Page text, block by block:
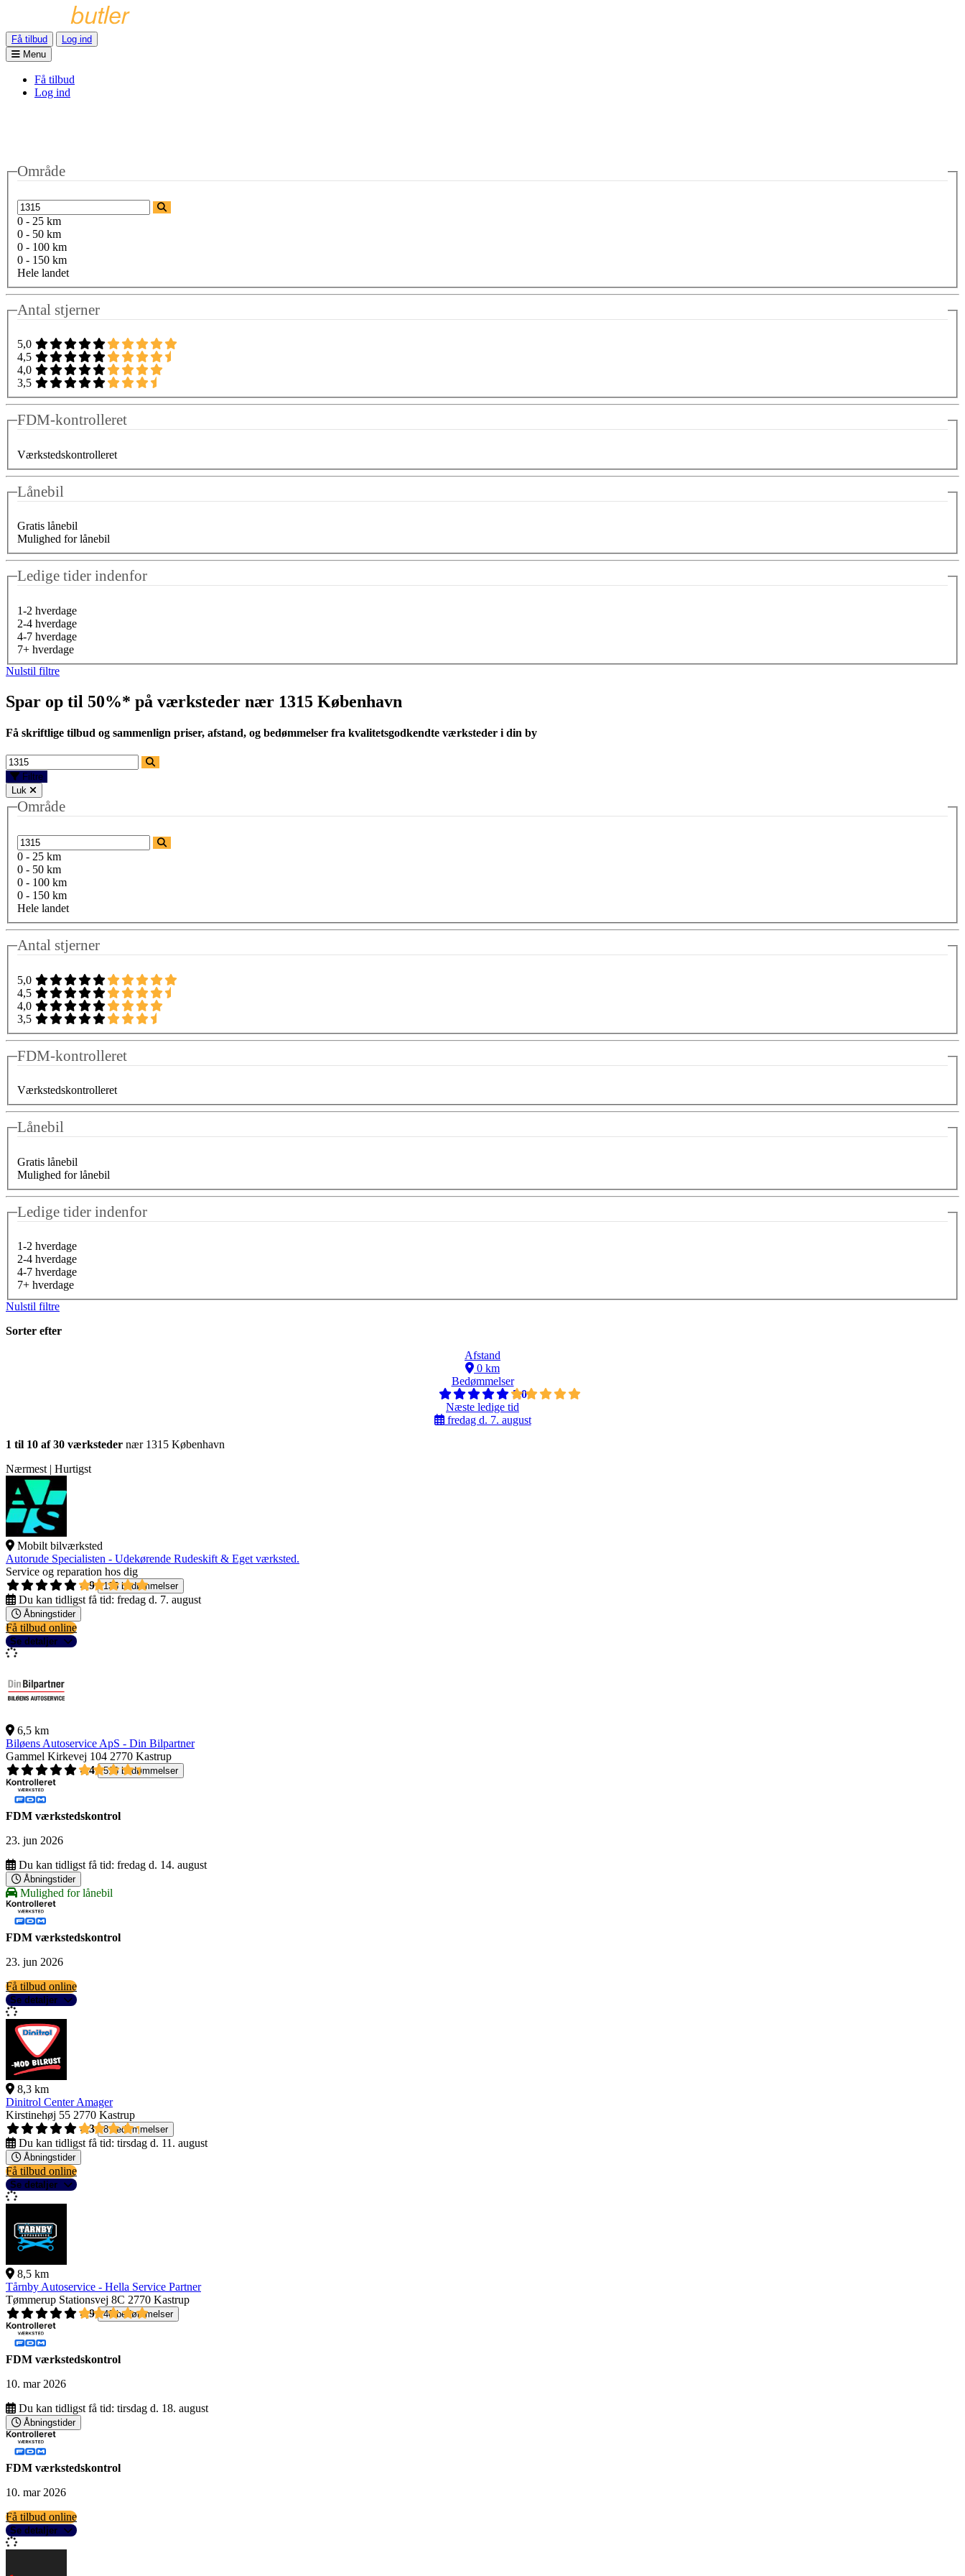
Få tilbud
Log ind
Menu
Få tilbud
Log ind
Område
0 - 25 km
0 - 50 km
0 - 100 km
0 - 150 km
Hele landet
Antal stjerner
5,0
4,5
4,0
3,5
FDM-kontrolleret
Værkstedskontrolleret
Lånebil
Gratis lånebil
Mulighed for lånebil
Ledige tider indenfor
1-2 hverdage
2-4 hverdage
4-7 hverdage
7+ hverdage
Nulstil filtre
Spar op til 50%* på værksteder nær 1315 København
Få skriftlige tilbud og sammenlign priser, afstand, og bedømmelser fra kvalitetsgodkendte værksteder i din by
Filtre
Luk
Område
0 - 25 km
0 - 50 km
0 - 100 km
0 - 150 km
Hele landet
Antal stjerner
5,0
4,5
4,0
3,5
FDM-kontrolleret
Værkstedskontrolleret
Lånebil
Gratis lånebil
Mulighed for lånebil
Ledige tider indenfor
1-2 hverdage
2-4 hverdage
4-7 hverdage
7+ hverdage
Nulstil filtre
Sorter efter
Afstand
0 km
Bedømmelser
5,0
Næste ledige tid
fredag d. 7. august
1 til 10 af 30 værksteder nær 1315 København
Nærmest | Hurtigst
Mobilt bilværksted
Autorude Specialisten - Udekørende Rudeskift & Eget værksted.
Service og reparation hos dig
4,9
135 bedømmelser
Du kan tidligst få tid: fredag d. 7. august
Åbningstider
Få tilbud online
Se detaljer
6,5 km
Biløens Autoservice ApS - Din Bilpartner
Gammel Kirkevej 104 2770 Kastrup
4,4
518 bedømmelser
FDM værkstedskontrol
23. jun 2026
Du kan tidligst få tid: fredag d. 14. august
Åbningstider
Mulighed for lånebil
FDM værkstedskontrol
23. jun 2026
Få tilbud online
Se detaljer
8,3 km
Dinitrol Center Amager
Kirstinehøj 55 2770 Kastrup
4,3
8 bedømmelser
Du kan tidligst få tid: tirsdag d. 11. august
Åbningstider
Få tilbud online
Se detaljer
8,5 km
Tårnby Autoservice - Hella Service Partner
Tømmerup Stationsvej 8C 2770 Kastrup
4,9
40 bedømmelser
FDM værkstedskontrol
10. mar 2026
Du kan tidligst få tid: tirsdag d. 18. august
Åbningstider
FDM værkstedskontrol
10. mar 2026
Få tilbud online
Se detaljer